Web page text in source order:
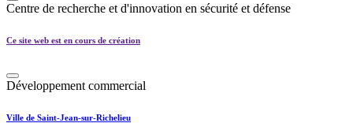
Centre de recherche et d'innovation en sécurité et défense
Ce site web est en cours de création
Développement commercial
Ville de Saint-Jean-sur-Richelieu